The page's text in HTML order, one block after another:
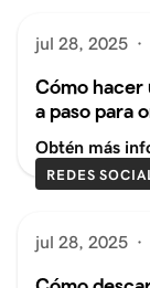
jul 28, 2025 ·
Cómo hacer
a paso para
Obtén más
REDES
jul 28, 2025 ·